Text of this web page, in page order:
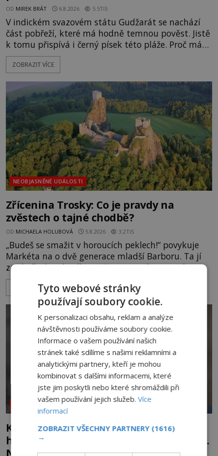
OD MIREK BRÁT 6.8.2026 5.5TIS
V indickém svazovém státu Gudžarát se nachází
část pobřeží, které má hodně temnou pověst. Jistě
k tomu přispívá i černý písek této pláže. Proč má
pláž takové netypické zbarvení? Nakolik jsou
pravdivé historky, že zde došlo k nevysvětlitelným
následovat. Vstupujeme na pláž Dumas ve městě
Surat. Gu
ZOBRAZIT VÍCE
NEOBJASNĚNÉ UDÁLOSTI
Zřícenina Trosky: Co je pravdy na
zvěstech o tajné chodbě?
OD MICHAELA HOLUBOVÁ 5.8.2026 3.2TIS
„Budeš se smažit v horoucích peklech!“ povykuje
Markéta na o dvě generace mladší Barboru. Ta jí
za chvíli slovní palbu opětuje. První je zarytá
katolička, druhá přesvědčená kališnice. A každá z
nich se usídlí na jedné z věží slavného hradu
mezi vůdce protihusitského boje. Za manželku má
skutečně jistou
ZOBRAZIT VÍCE
NEOBJASNĚNÉ UDÁLOSTI
Kletba Tamerlánovy hrobky: Otevřeli
hrob a za dva dny začala invaze do SSSR.
Náhoda, nebo varování?
Tyto webové stránky
používají soubory cookie.
K personalizaci obsahu, reklam a analýze
návštěvnosti používáme soubory cookie.
Informace o vašem používání našich
stránek také sdílíme s našimi reklamními a
analytickými partnery, kteří je mohou
kombinovat s dalšími informacemi, které
jste jim poskytli nebo které shromáždili při
vašem používání jejich služeb.Více
informací
ZOBRAZIT VŠECHNY PARTNERY (1616)
→